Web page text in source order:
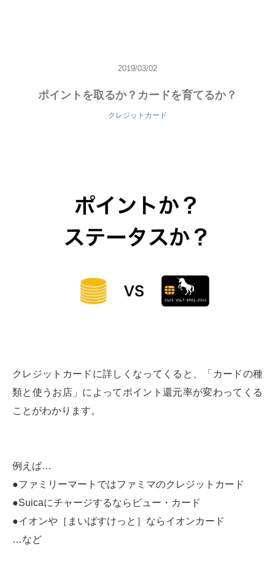
2019/03/02
ポイントを取るか？カードを育てるか？
クレジットカード
クレジットカードに詳しくなってくると、「カードの種
類と使うお店」によってポイント還元率が変わってくる
ことがわかります。
例えば…
●ファミリーマートではファミマのクレジットカード
●Suicaにチャージするならビュー・カード
●イオンや［まいばすけっと］ならイオンカード
…など